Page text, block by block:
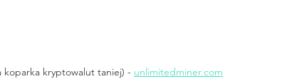
kryptowalut taniej) - unlimitedminer.com